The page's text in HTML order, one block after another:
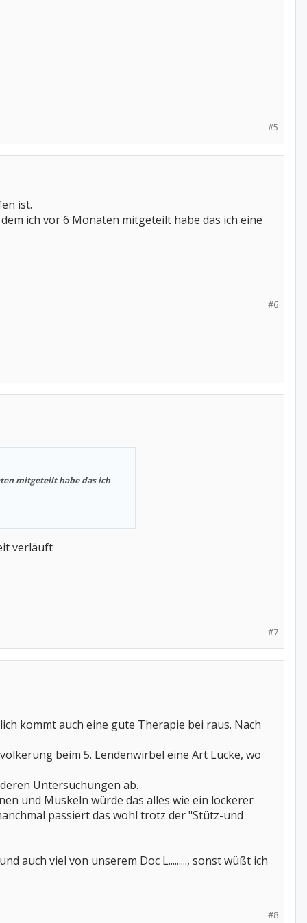
#5
ist.
ich vor 6 Monaten mitgeteilt habe das ich eine
#6
mitgeteilt habe das ich
verläuft
#7
kommt auch eine gute Therapie bei raus. Nach
beim 5. Lendenwirbel eine Art Lücke, wo
Untersuchungen ab.
und Muskeln würde das alles wie ein lockerer
passiert das wohl trotz der "Stütz-und
auch viel von unserem Doc L........., sonst wüßt ich
#8